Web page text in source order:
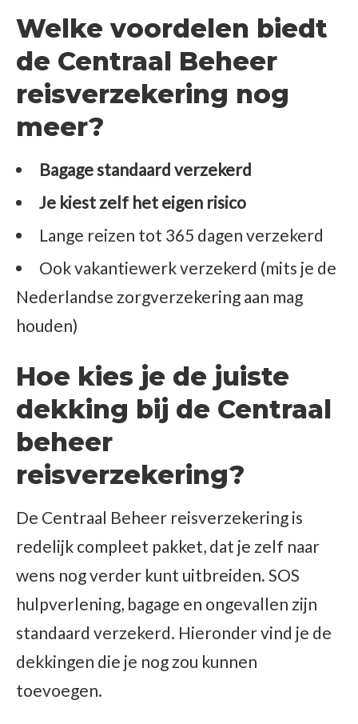
Welke voordelen biedt
de Centraal Beheer
reisverzekering nog
meer?
Bagage standaard verzekerd
Je kiest zelf het eigen risico
Lange reizen tot 365 dagen verzekerd
Ook vakantiewerk verzekerd (mits je de
Nederlandse zorgverzekering aan mag
houden)
Hoe kies je de juiste
dekking bij de Centraal
beheer
reisverzekering?
De Centraal Beheer reisverzekering is
redelijk compleet pakket, dat je zelf naar
wens nog verder kunt uitbreiden. SOS
hulpverlening, bagage en ongevallen zijn
standaard verzekerd. Hieronder vind je de
dekkingen die je nog zou kunnen
toevoegen.